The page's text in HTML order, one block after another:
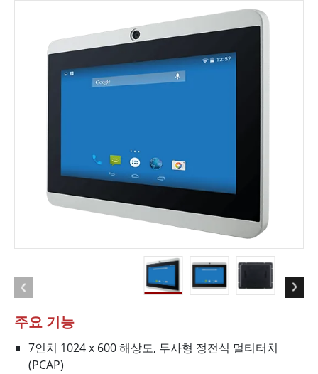
주요 기능
7인치 1024 x 600 해상도, 투사형 정전식 멀티터치
(PCAP)